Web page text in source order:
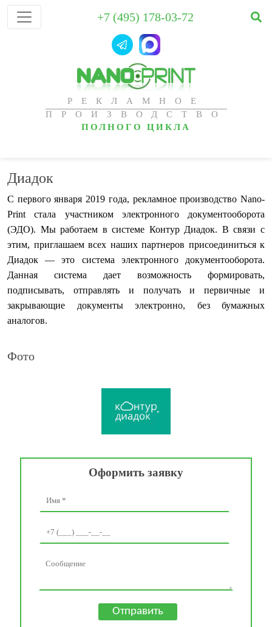
РЕКЛАМНОЕ
ПРОИЗВОДСТВО
ПОЛНОГО ЦИКЛА
+7 (495) 178-03-72
Диадок
С первого января 2019 года, рекламное производство Nano-
Print стала участником электронного документооборота
(ЭДО). Мы работаем в системе Контур Диадок. В связи с
этим, приглашаем всех наших партнеров присоединиться к
Диадок — это система электронного документооборота.
Данная система дает возможность формировать,
подписывать, отправлять и получать и первичные и
закрывающие документы электронно, без бумажных
аналогов.
Фото
Оформить заявку